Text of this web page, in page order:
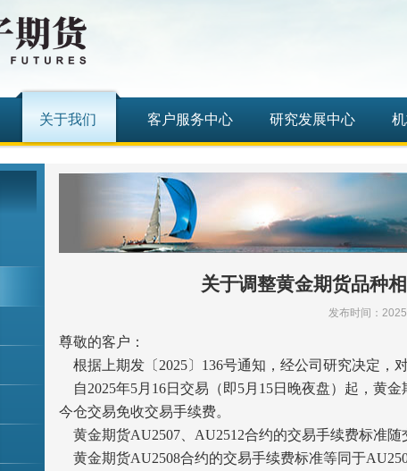
关于我们 客户服务中心 研究发展中心
关于调整黄金期货品种
发布时间：
尊敬的客户：
根据上期发〔2025〕136号通知，经公司研究决定，
自2025年5月16日交易（即5月15日晚夜盘）起，黄
今仓交易免收交易手续费。
黄金期货AU2507、AU2512合约的交易手续费标准随
黄金期货AU2508合约的交易手续费标准等同于